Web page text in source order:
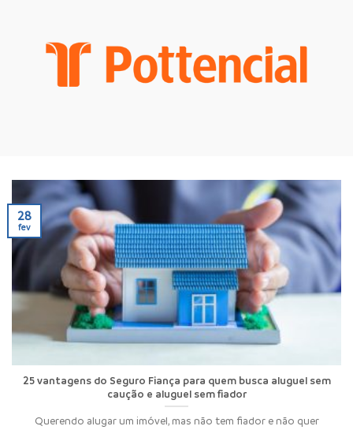
25 vantagens do Seguro Fiança para quem busca aluguel sem
caução e aluguel sem fiador
Querendo alugar um imóvel, mas não tem fiador e não quer
28
fev